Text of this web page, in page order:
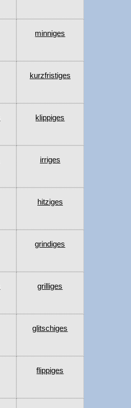
minniges
kurzfristiges
klippiges
irriges
hitziges
grindiges
grilliges
glitschiges
flippiges